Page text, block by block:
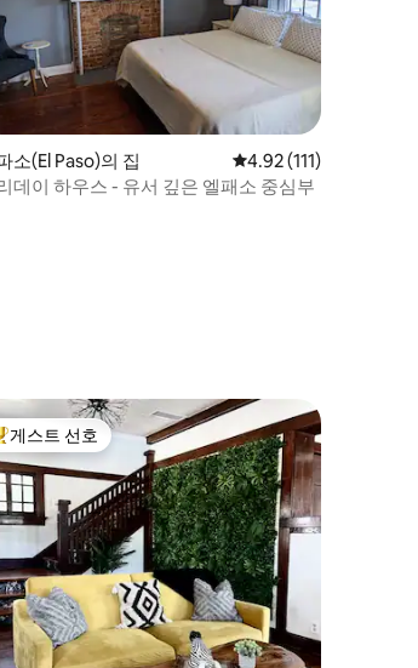
점), 후기 125개
소(El Paso)의 집 평점 4.92점(5점 만점),
4.92 (111)
데이 하우스 - 유서 깊은 엘패소 중심부
점), 후기 146개
위 게스트 선호
게스트 선호